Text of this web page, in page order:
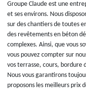
Groupe Claude est une
et ses environs. Nous
sur des chantiers de toutes
des revêtements en béton
complexes. Ainsi, que vous
vous pouvez compter sur
vos terrasse, cours, bordure
Nous vous garantirons
proposons les meilleurs prix